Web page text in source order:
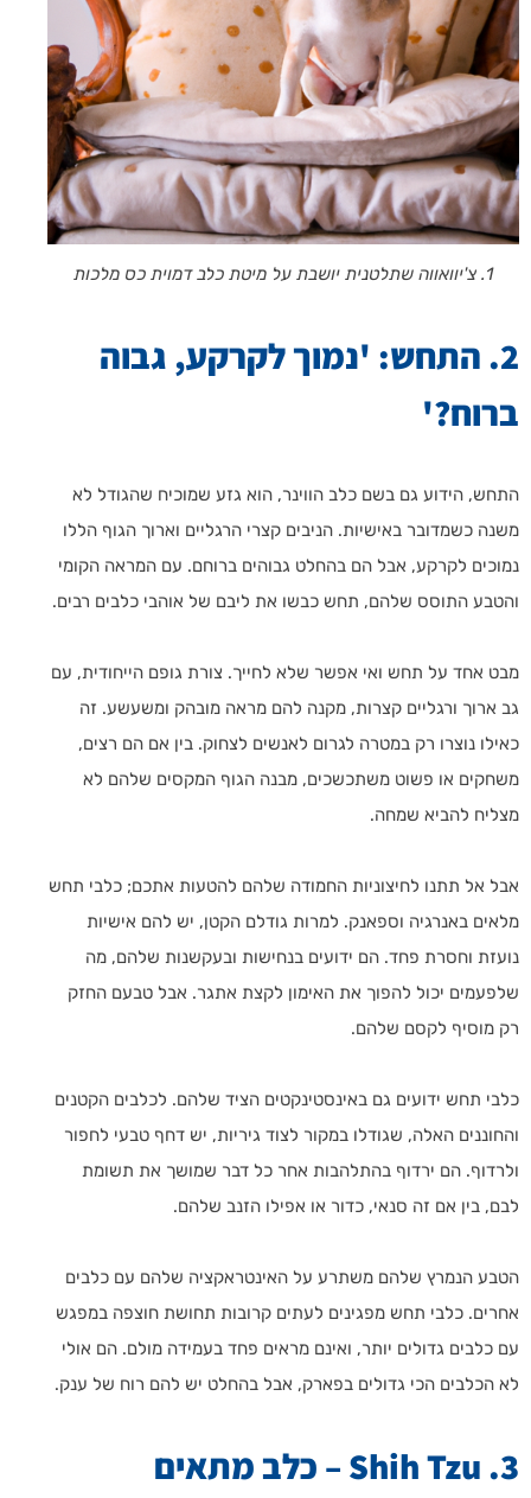
1. צ'יוואווה שתלטנית יושבת על מיטת כלב דמוית כס מלכות
2. התחש: 'נמוך לקרקע, גבוה
ברוח?'
התחש, הידוע גם בשם כלב הווינר, הוא גזע שמוכיח שהגודל לא
משנה כשמדובר באישיות. הניבים קצרי הרגליים וארוך הגוף הללו
נמוכים לקרקע, אבל הם בהחלט גבוהים ברוחם. עם המראה הקומי
והטבע התוסס שלהם, תחש כבשו את ליבם של אוהבי כלבים רבים.
מבט אחד על תחש ואי אפשר שלא לחייך. צורת גופם הייחודית, עם
גב ארוך ורגליים קצרות, מקנה להם מראה מובהק ומשעשע. זה
כאילו נוצרו רק במטרה לגרום לאנשים לצחוק. בין אם הם רצים,
משחקים או פשוט משתכשכים, מבנה הגוף המקסים שלהם לא
מצליח להביא שמחה.
אבל אל תתנו לחיצוניות החמודה שלהם להטעות אתכם; כלבי תחש
מלאים באנרגיה וספאנק. למרות גודלם הקטן, יש להם אישיות
נועזת וחסרת פחד. הם ידועים בנחישות ובעקשנות שלהם, מה
שלפעמים יכול להפוך את האימון לקצת אתגר. אבל טבעם החזק
רק מוסיף לקסם שלהם.
כלבי תחש ידועים גם באינסטינקטים הציד שלהם. לכלבים הקטנים
והחוננים האלה, שגודלו במקור לצוד גיריות, יש דחף טבעי לחפור
ולרדוף. הם ירדוף בהתלהבות אחר כל דבר שמושך את תשומת
לבם, בין אם זה סנאי, כדור או אפילו הזנב שלהם.
הטבע הנמרץ שלהם משתרע על האינטראקציה שלהם עם כלבים
אחרים. כלבי תחש מפגינים לעתים קרובות תחושת חוצפה במפגש
עם כלבים גדולים יותר, ואינם מראים פחד בעמידה מולם. הם אולי
לא הכלבים הכי גדולים בפארק, אבל בהחלט יש להם רוח של ענק.
3. Shih Tzu – כלב מתאים